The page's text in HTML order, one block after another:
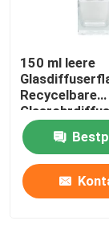
150 ml leere
Recycelbare